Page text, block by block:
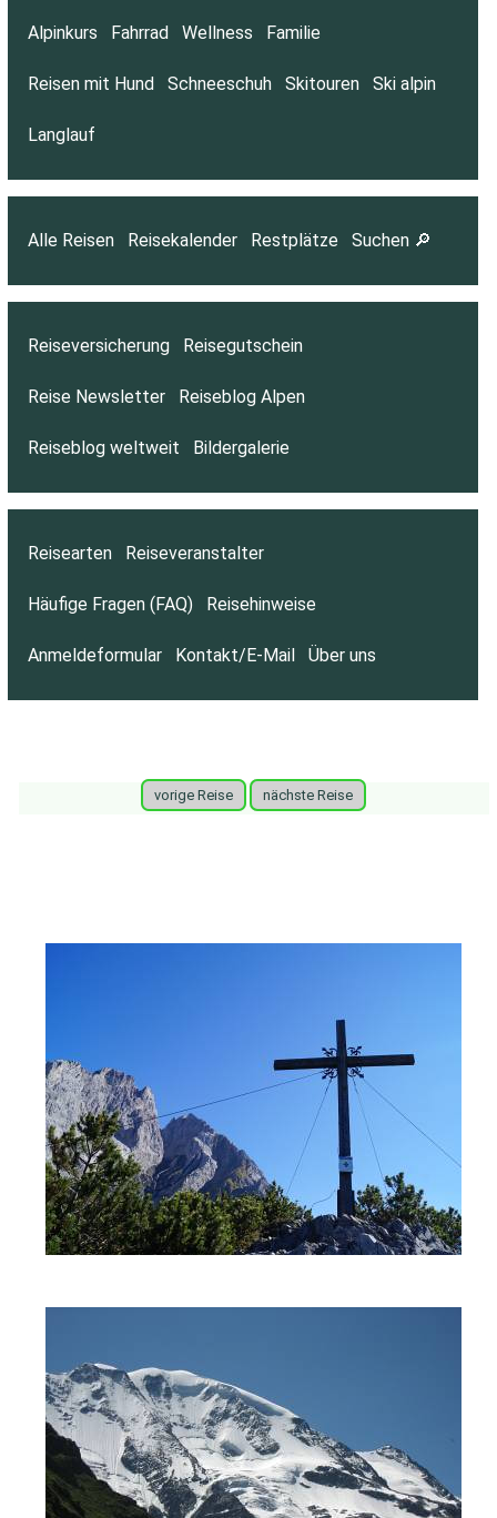
Alpinkurs Fahrrad Wellness Familie
Reisen mit Hund Schneeschuh Skitouren Ski alpin
Langlauf
Alle Reisen Reisekalender Restplätze Suchen 🔎
Reiseversicherung Reisegutschein
Reise Newsletter Reiseblog Alpen
Reiseblog weltweit Bildergalerie
Reisearten Reiseveranstalter
Häufige Fragen (FAQ) Reisehinweise
Anmeldeformular Kontakt/E-Mail Über uns
vorige Reise nächste Reise